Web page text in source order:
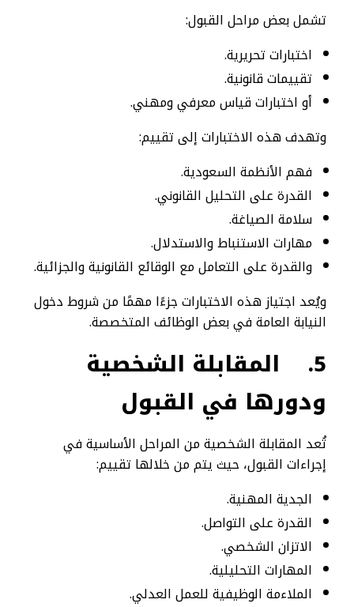
تشمل بعض مراحل القبول:
اختبارات تحريرية.
تقييمات قانونية.
أو اختبارات قياس معرفي ومهني.
وتهدف هذه الاختبارات إلى تقييم:
فهم الأنظمة السعودية.
القدرة على التحليل القانوني.
سلامة الصياغة.
مهارات الاستنباط والاستدلال.
والقدرة على التعامل مع الوقائع القانونية والجزائية.
ويُعد اجتياز هذه الاختبارات جزءًا مهمًا من شروط دخول
النيابة العامة في بعض الوظائف المتخصصة.
5.
المقابلة الشخصية
ودورها في القبول
تُعد المقابلة الشخصية من المراحل الأساسية في
إجراءات القبول، حيث يتم من خلالها تقييم:
الجدية المهنية.
القدرة على التواصل.
الاتزان الشخصي.
المهارات التحليلية.
الملاءمة الوظيفية للعمل العدلي.